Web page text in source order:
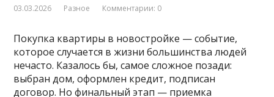
03.03.2026 Разное Комментарии: 0
Покупка квартиры в новостройке — событие,
которое случается в жизни большинства людей
нечасто. Казалось бы, самое сложное позади:
выбран дом, оформлен кредит, подписан
договор. Но финальный этап — приемка